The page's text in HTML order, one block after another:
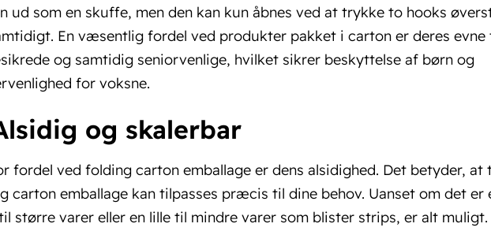
ud som en skuffe, men den kan kun åbnes ved at trykke to hooks
En væsentlig fordel ved produkter pakket i carton er deres
og samtidig seniorvenlige, hvilket sikrer beskyttelse af børn og
for voksne.
og skalerbar
fordel ved folding carton emballage er dens alsidighed. Det betyder, at
carton emballage kan tilpasses præcis til dine behov. Uanset om det er
større varer eller en lille til mindre varer som blister strips, er alt muligt.